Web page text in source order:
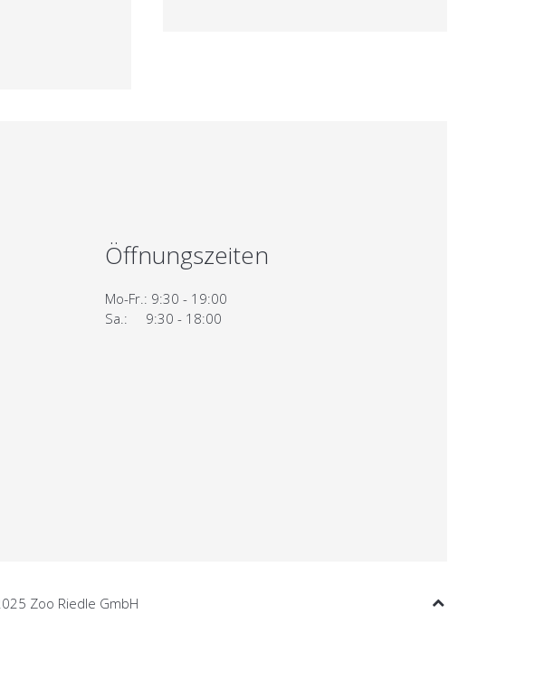
Öffnungszeiten
Mo-Fr.: 9:30 - 19:00
Sa.: 9:30 - 18:00
Zoo Riedle GmbH